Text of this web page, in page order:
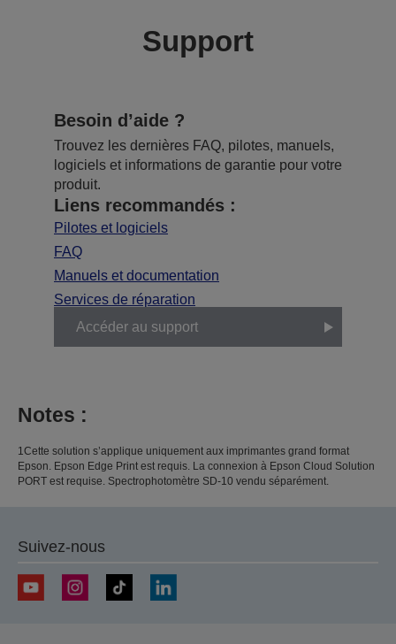
Support
Besoin d’aide ?
Trouvez les dernières FAQ, pilotes, manuels,
logiciels et informations de garantie pour votre
produit.
Liens recommandés :
Pilotes et logiciels
FAQ
Manuels et documentation
Services de réparation
Accéder au support
Notes :
1Cette solution s’applique uniquement aux imprimantes grand format
Epson. Epson Edge Print est requis. La connexion à Epson Cloud Solution
PORT est requise. Spectrophotomètre SD-10 vendu séparément.
Suivez-nous